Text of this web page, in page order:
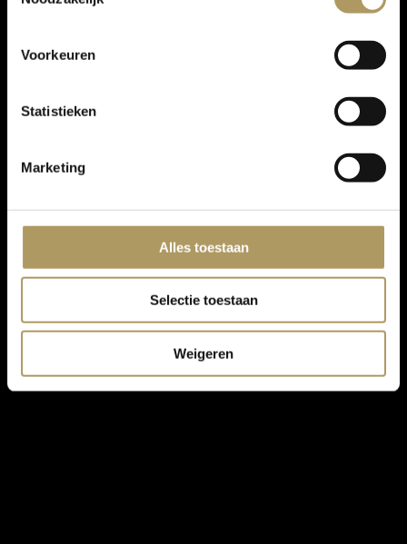
Voorkeuren
Statistieken
Marketing
Alles toestaan
Selectie toestaan
Weigeren